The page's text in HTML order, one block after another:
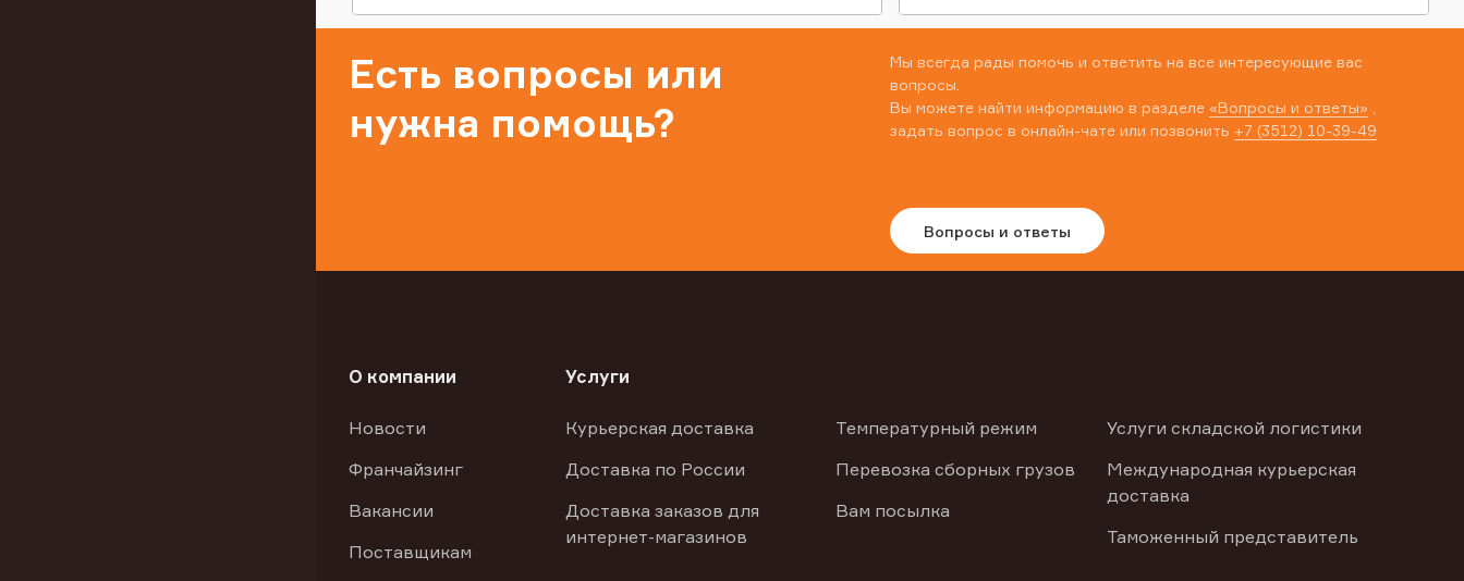
Есть вопросы или
нужна помощь?
Мы всегда рады помочь и ответить на все интересующие вас
вопросы.
Вы можете найти информацию в разделе «Вопросы и ответы»
задать вопрос в онлайн-чате или позвонить +7 (3512) 10-39-49
Вопросы и ответы
О компании
Новости
Франчайзинг
Вакансии
Поставщикам
Услуги
Курьерская доставка
Доставка по России
Доставка заказов для
интернет-магазинов
Температурный режим
Перевозка сборных грузов
Вам посылка
Услуги складской логистики
Международная курьерская
доставка
Таможенный представитель